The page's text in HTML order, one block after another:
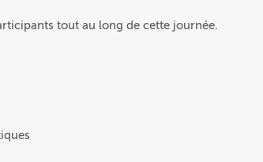
tout au long de cette journée.